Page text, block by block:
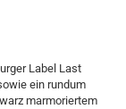
Label Last
ein rundum
marmoriertem